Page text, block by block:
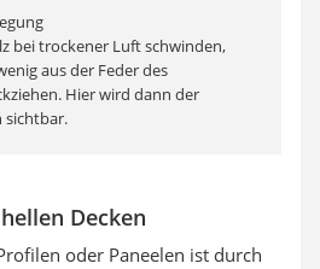
bei trockener Luft schwinden,
aus der Feder des
Hier wird dann der
sichtbar.
Decken
oder Paneelen ist durch